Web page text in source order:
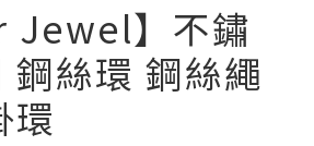
Jewel】不鏽
鋼絲環 鋼絲繩
環